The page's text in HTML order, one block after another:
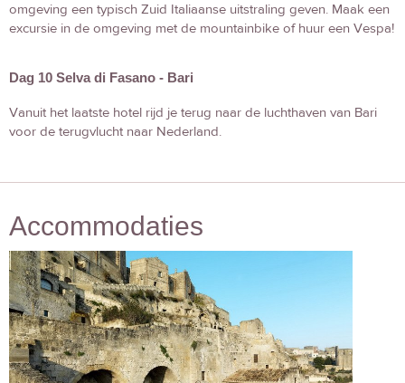
omgeving een typisch Zuid Italiaanse uitstraling geven. Maak een
excursie in de omgeving met de mountainbike of huur een Vespa!
Dag 10 Selva di Fasano - Bari
Vanuit het laatste hotel rijd je terug naar de luchthaven van Bari
voor de terugvlucht naar Nederland.
Accommodaties